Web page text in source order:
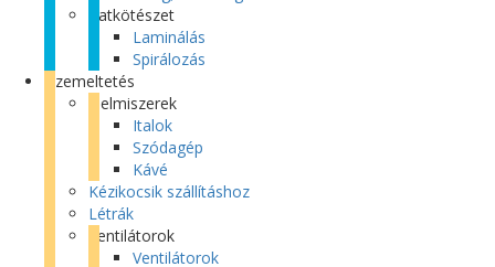
Iratkötészet
Laminálás
Spirálozás
Üzemeltetés
Élelmiszerek
Italok
Szódagép
Kávé
Kézikocsik szállításhoz
Létrák
Ventilátorok
Ventilátorok